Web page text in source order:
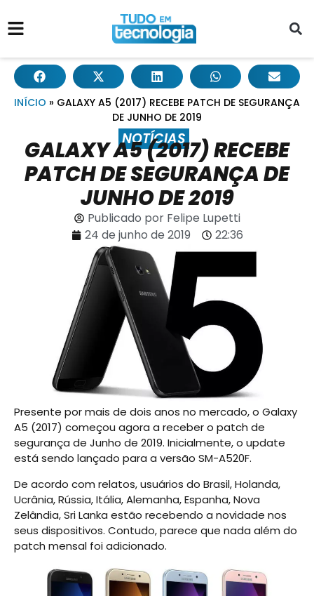
INÍCIO » GALAXY A5 (2017) RECEBE PATCH DE SEGURANÇA
DE JUNHO DE 2019
NOTÍCIAS
GALAXY A5 (2017) RECEBE
PATCH DE SEGURANÇA DE
JUNHO DE 2019
Publicado porFelipe Lupetti
24 de junho de 2019
22:36
Presente por mais de dois anos no mercado, o Galaxy
A5 (2017) começou agora a receber o patch de
segurança de Junho de 2019. Inicialmente, o update
está sendo lançado para a versão SM-A520F.
De acordo com relatos, usuários do Brasil, Holanda,
Ucrânia, Rússia, Itália, Alemanha, Espanha, Nova
Zelândia, Sri Lanka estão recebendo a novidade nos
seus dispositivos. Contudo, parece que nada além do
patch mensal foi adicionado.